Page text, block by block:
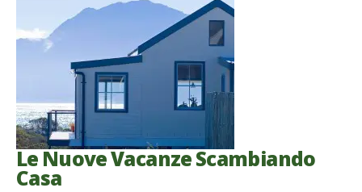
Le Nuove Vacanze Scambiando
Casa